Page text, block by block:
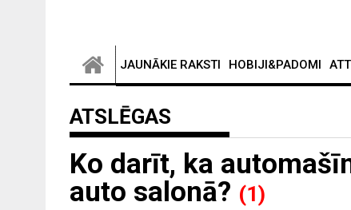
JAUNĀKIE RAKSTI HOBIJI&PADOMI
ATSLĒGAS
Ko darīt, ka
auto salonā? (1)